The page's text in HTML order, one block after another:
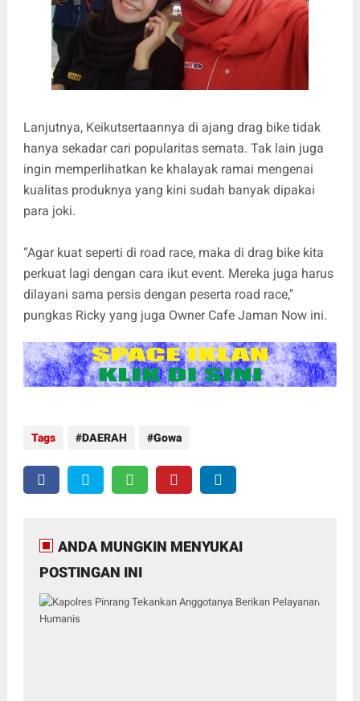
Lanjutnya, Keikutsertaannya di ajang drag bike tidak
hanya sekadar cari popularitas semata. Tak lain juga
ingin memperlihatkan ke khalayak ramai mengenai
kualitas produknya yang kini sudah banyak dipakai
para joki.
“Agar kuat seperti di road race, maka di drag bike kita
perkuat lagi dengan cara ikut event. Mereka juga harus
dilayani sama persis dengan peserta road race,"
pungkas Ricky yang juga Owner Cafe Jaman Now ini.
Tags DAERAH Gowa
ANDA MUNGKIN MENYUKAI
POSTINGAN INI